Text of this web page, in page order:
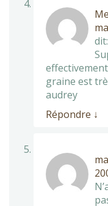
dit:
graine est
audrey
Répondre ↓